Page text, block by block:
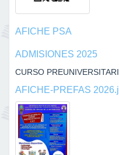
AFICHE PSA
ADMISIONES 2025
CURSO
AFICHE-PREFAS